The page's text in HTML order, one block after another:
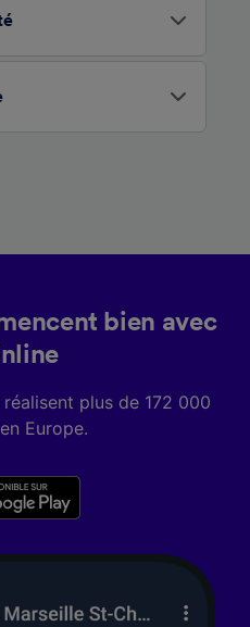
bien avec
plus de 172 000
Europe.